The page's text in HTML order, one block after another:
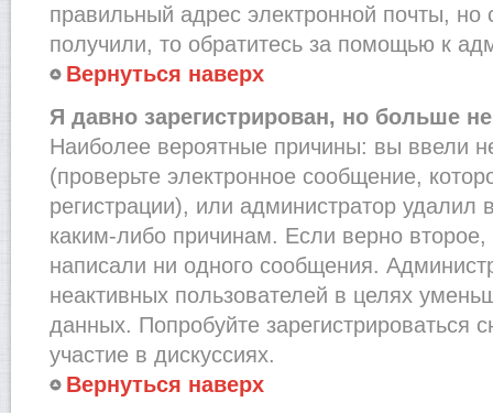
правильный адрес электронной почты, но
получили, то обратитесь за помощью к
Вернуться наверх
Я давно зарегистрирован, но больше
Наиболее вероятные причины: вы ввели
(проверьте электронное сообщение,
регистрации), или администратор удалил
каким-либо причинам. Если верно
написали ни одного сообщения.
неактивных пользователей в целях
данных. Попробуйте зарегистрироваться
участие в дискуссиях.
Вернуться наверх